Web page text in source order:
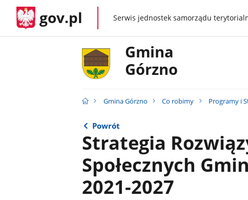
gov.pl gov.plSerwis jednostek samorządu
Gmina
Górzno
Gmina Górzno Co robimy Programy i
Powrót
Strategia
Społecznych
2021-2027